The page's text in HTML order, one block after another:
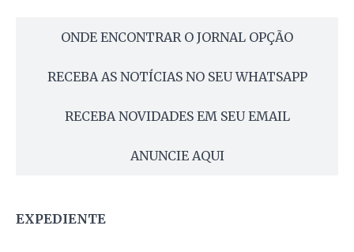
ONDE ENCONTRAR O JORNAL OPÇÃO
RECEBA AS NOTÍCIAS NO SEU WHATSAPP
RECEBA NOVIDADES EM SEU EMAIL
ANUNCIE AQUI
EXPEDIENTE